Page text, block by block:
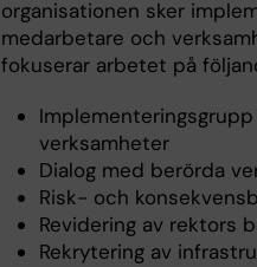
organisationen sker
medarbetare och
fokuserar arbetet på
verksamheter
Dialog med berörda
Risk- och
Revidering av rektors
Rekrytering av